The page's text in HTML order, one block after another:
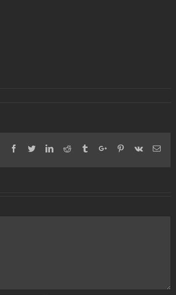
Facebook
TwitterLinkedinReddit TumblrGoogle+Pinterest
Vk Email